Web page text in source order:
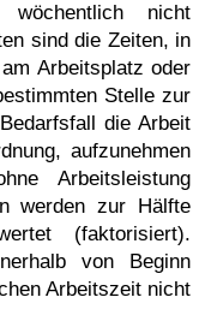
wöchentlich nicht
sind die Zeiten, in
Arbeitsplatz oder
Stelle zur
die Arbeit
aufzunehmen
Arbeitsleistung
werden zur Hälfte
(faktorisiert).
von Beginn
Arbeitszeit nicht